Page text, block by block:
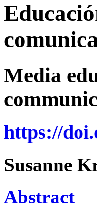
Media
https://
Susanne
Abstract